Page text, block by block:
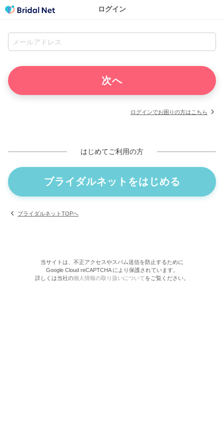
ログイン
ログインでお困りの方はこちら
はじめてご利用の方
ブライダルネットをはじめる
ブライダルネットTOPへ
当サイトは、不正アクセスやスパム送信を防止するために
Google Cloud reCAPTCHA により保護されています。
詳しくは当社の個人情報の取り扱いについてをご覧ください。